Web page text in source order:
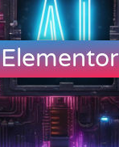
Elementor